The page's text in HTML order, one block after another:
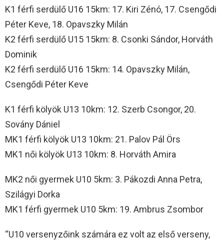
K1 férfi serdülő U16 15km: 17. Kiri Zénó, 17. Csengődi
Péter Keve, 18. Opavszky Milán
K2 férfi serdülő U15 15km: 8. Csonki Sándor, Horváth
Dominik
K2 férfi serdülő U16 15km: 14. Opavszky Milán,
Csengődi Péter Keve
K1 férfi kölyök U13 10km: 12. Szerb Csongor, 20.
Sovány Dániel
MK1 férfi kölyök U13 10km: 21. Palov Pál Örs
MK1 női kölyök U13 10km: 8. Horváth Amira
MK2 női gyermek U10 5km: 3. Pákozdi Anna Petra,
Szilágyi Dorka
MK1 férfi gyermek U10 5km: 19. Ambrus Zsombor
“U10 versenyzőink számára ez volt az első verseny,